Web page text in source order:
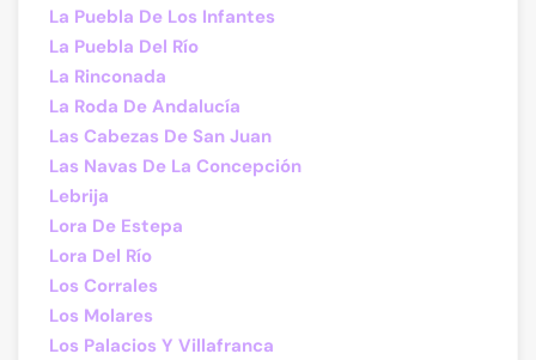
La Puebla De Los Infantes
La Puebla Del Río
La Rinconada
La Roda De Andalucía
Las Cabezas De San Juan
Las Navas De La Concepción
Lebrija
Lora De Estepa
Lora Del Río
Los Corrales
Los Molares
Los Palacios Y Villafranca